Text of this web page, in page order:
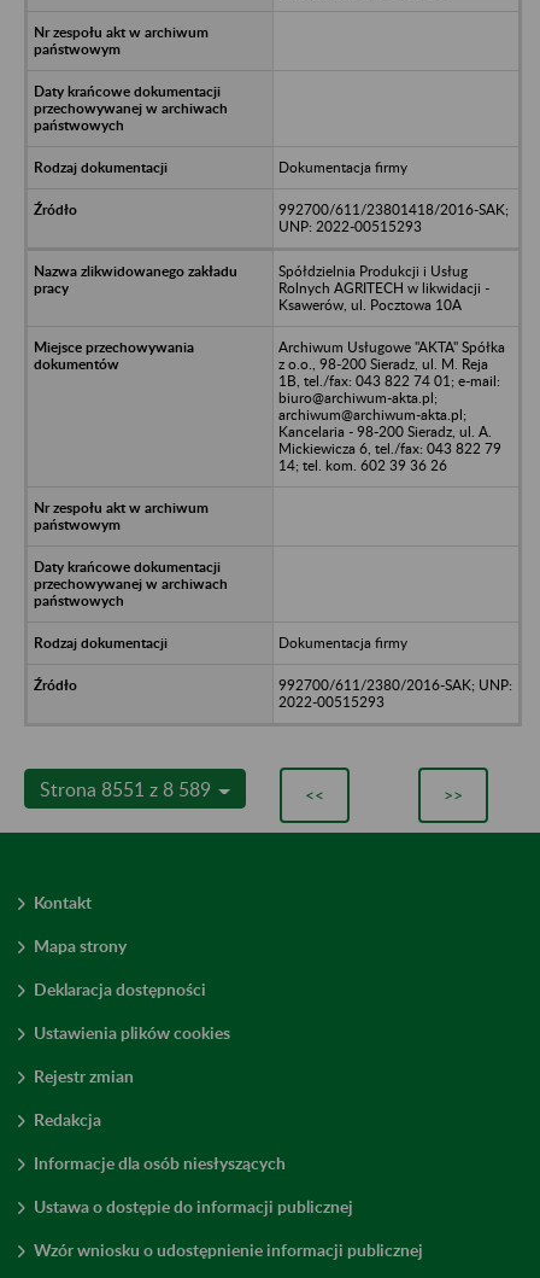
Dokumentacja firmy
992700/611/23801418/2016-SAK;
UNP: 2022-00515293
Spółdzielnia Produkcji i Usług
Rolnych AGRITECH w likwidacji -
Ksawerów, ul. Pocztowa 10A
Archiwum Usługowe "AKTA" Spółka
z o.o., 98-200 Sieradz, ul. M. Reja
1B, tel./fax: 043 822 74 01; e-mail:
biuro@archiwum-akta.pl;
archiwum@archiwum-akta.pl;
Kancelaria - 98-200 Sieradz, ul. A.
Mickiewicza 6, tel./fax: 043 822 79
14; tel. kom. 602 39 36 26
Dokumentacja firmy
992700/611/2380/2016-SAK; UNP:
2022-00515293
Strona 8551 z 8 589 << >>
Kontakt
Mapa strony
Deklaracja dostępności
Ustawienia plików cookies
Rejestr zmian
Redakcja
Informacje dla osób niesłyszących
Ustawa o dostępie do informacji publicznej
Wzór wniosku o udostępnienie informacji publicznej